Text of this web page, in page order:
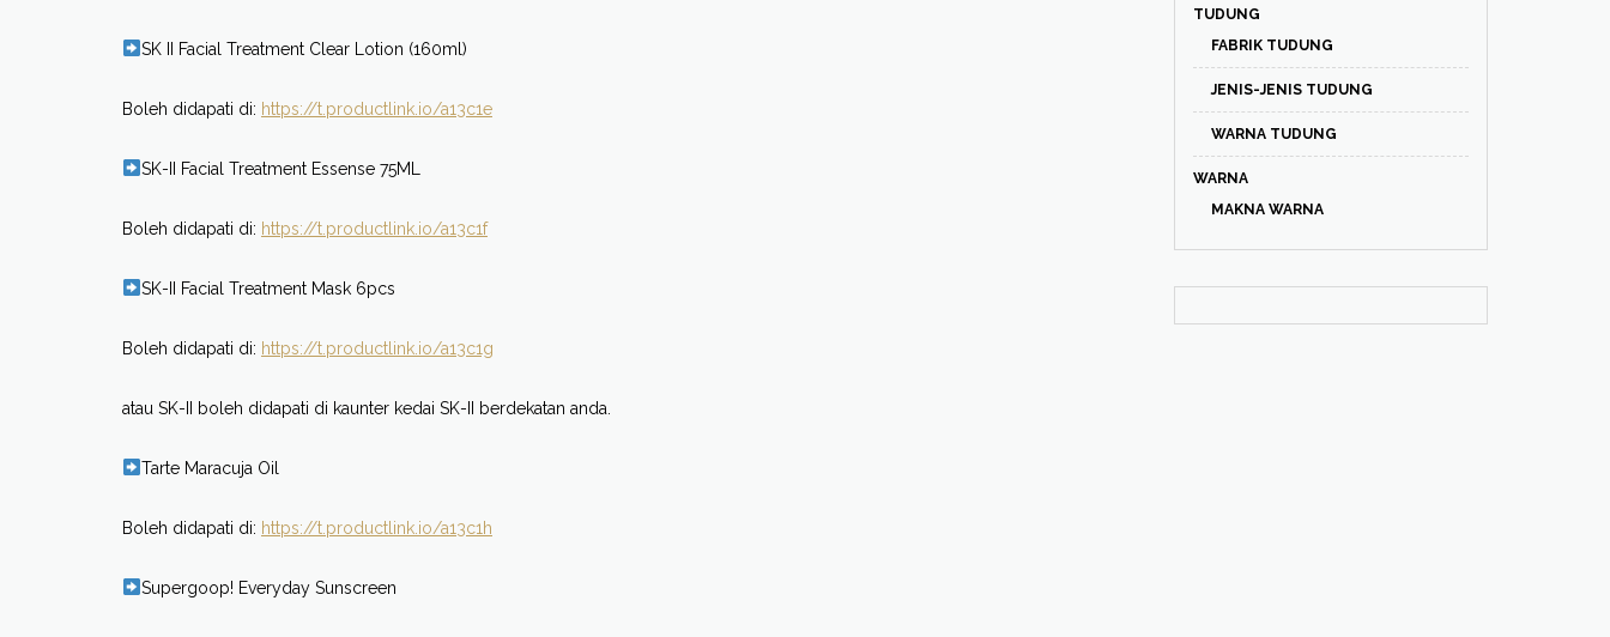
SK II Facial Treatment Clear Lotion (160ml)
Boleh didapati di: https://t.productlink.io/a13c1e
SK-II Facial Treatment Essense 75ML
Boleh didapati di: https://t.productlink.io/a13c1f
SK-II Facial Treatment Mask 6pcs
Boleh didapati di: https://t.productlink.io/a13c1g
atau SK-II boleh didapati di kaunter kedai SK-II berdekatan anda.
Tarte Maracuja Oil
Boleh didapati di: https://t.productlink.io/a13c1h
Supergoop! Everyday Sunscreen
TUDUNG
FABRIK TUDUNG
JENIS-JENIS TUDUNG
WARNA TUDUNG
WARNA
MAKNA WARNA